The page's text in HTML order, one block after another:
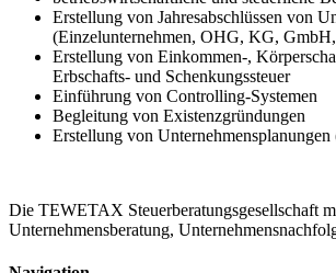
Erstellung von Jahresabschlüssen von
(Einzelunternehmen, OHG, KG,
Erstellung von Einkommen-,
Erbschafts- und Schenkungssteuer
Einführung von Controlling-Systemen
Begleitung von Existenzgründungen
Erstellung von
Die TEWETAX Steuerberatungsgesellschaft
Unternehmensberatung,